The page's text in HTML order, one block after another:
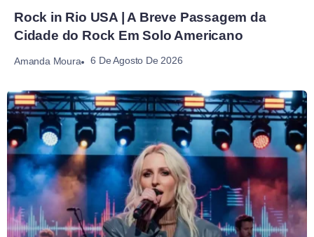
Rock in Rio USA | A Breve Passagem da
Cidade do Rock Em Solo Americano
Amanda Moura 6 De Agosto De 2026